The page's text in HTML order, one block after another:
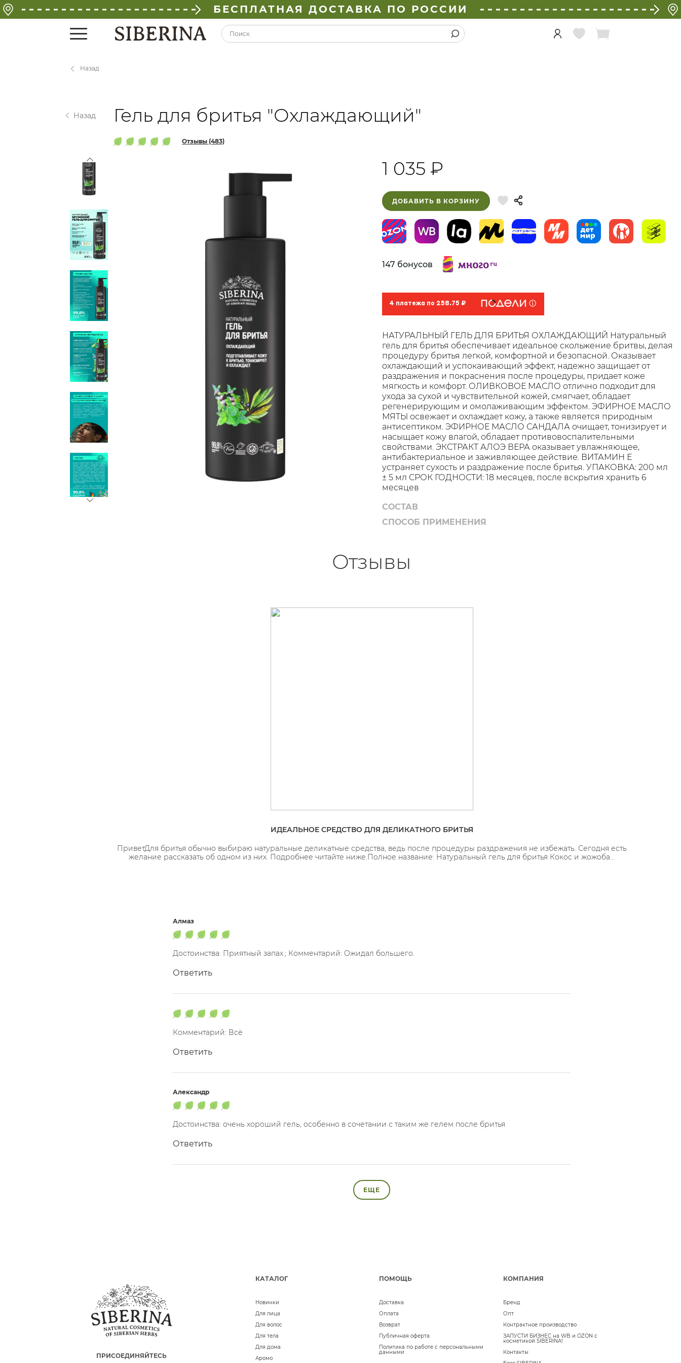
БЕСПЛАТНАЯ ДОСТАВКА ПО РОССИИ
Назад
Назад Гель для бритья "Охлаждающий"
Отзывы (483)
1 035 ₽
ДОБАВИТЬ В КОРЗИНУ
147 бонусов
4 платежа по 258.75 ₽
НАТУРАЛЬНЫЙ ГЕЛЬ ДЛЯ БРИТЬЯ ОХЛАЖДАЮЩИЙ Натуральный
гель для бритья обеспечивает идеальное скольжение бритвы, делая
процедуру бритья легкой, комфортной и безопасной. Оказывает
охлаждающий и успокаивающий эффект, надежно защищает от
раздражения и покраснения после процедуры, придает коже
мягкость и комфорт. ОЛИВКОВОЕ МАСЛО отлично подходит для
ухода за сухой и чувствительной кожей, смягчает, обладает
регенерирующим и омолаживающим эффектом. ЭФИРНОЕ МАСЛО
МЯТЫ освежает и охлаждает кожу, а также является природным
антисептиком. ЭФИРНОЕ МАСЛО САНДАЛА очищает, тонизирует и
насыщает кожу влагой, обладает противовоспалительными
свойствами. ЭКСТРАКТ АЛОЭ ВЕРА оказывает увлажняющее,
антибактериальное и заживляющее действие. ВИТАМИН Е
устраняет сухость и раздражение после бритья. УПАКОВКА: 200 мл
± 5 мл СРОК ГОДНОСТИ: 18 месяцев, после вскрытия хранить 6
месяцев
СОСТАВ
СПОСОБ ПРИМЕНЕНИЯ
Отзывы
ИДЕАЛЬНОЕ СРЕДСТВО ДЛЯ ДЕЛИКАТНОГО БРИТЬЯ
ПриветДля бритья обычно выбираю натуральные деликатные средства, ведь после процедуры раздражения не избежать. Сегодня есть
желание рассказать об одном из них. Подробнее читайте ниже.Полное название: Натуральный гель для бритья Кокос и жожоба...
Алмаз
Достоинства: Приятный запах.; Комментарий: Ожидал большего.
Ответить
Комментарий: Всё
Ответить
Александр
Достоинства: очень хороший гель, особенно в сочетании с таким же гелем после бритья
Ответить
ЕЩЕ
ПРИСОЕДИНЯЙТЕСЬ
КАТАЛОГ
Новинки
Для лица
Для волос
Для тела
Для дома
Аромо
ПОМОЩЬ
Доставка
Оплата
Возврат
Публичная оферта
Политика по работе с персональными
данными
КОМПАНИЯ
Бренд
Опт
Контрактное производство
ЗАПУСТИ БИЗНЕС на WB и OZON с
косметикой SIBERINA!
Контакты